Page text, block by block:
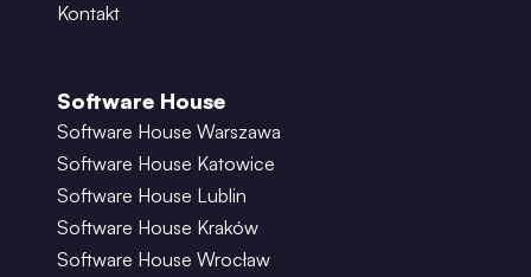
Kontakt
Software House
Software House Warszawa
Software House Katowice
Software House Lublin
Software House Kraków
Software House Wrocław